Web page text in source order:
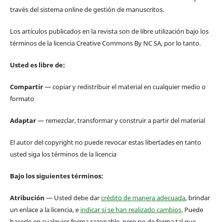
través del sistema online de gestión de manuscritos.
Los artículos publicados en la revista son de libre utilización bajo los
términos de la licencia Creative Commons By NC SA, por lo tanto.
Usted es libre de:
Compartir— copiar y redistribuir el material en cualquier medio o
formato
Adaptar— remezclar, transformar y construir a partir del material
El autor del copyright no puede revocar estas libertades en tanto
usted siga los términos de la licencia
Bajo los siguientes términos:
Atribución — Usted debe darcrédito de manera adecuada, brindar
un enlace a la licencia, e indicar si se han realizado cambios. Puede